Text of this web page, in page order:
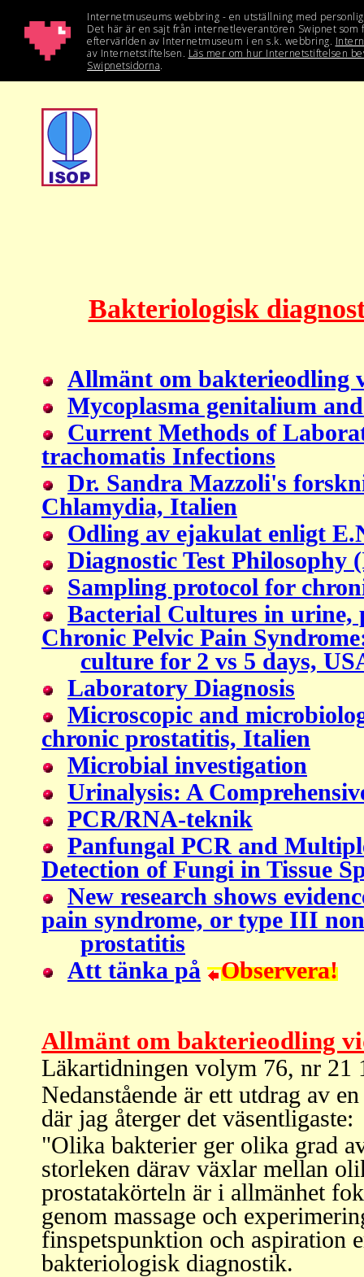
Bakteriologisk
Allmänt om bakterieodling
Mycoplasma genitalium
Current Methods of
trachomatis Infections
Dr. Sandra Mazzoli's
Chlamydia, Italien
Odling av ejakulat enligt
Diagnostic Test Philosophy
Sampling protocol for
Bacterial Cultures in urine,
Chronic Pelvic Pain
culture for 2 vs 5 days,
Laboratory Diagnosis
Microscopic and
chronic prostatitis, Italien
Microbial investigation
Urinalysis: A
PCR/RNA-teknik
Panfungal PCR and
Detection of Fungi in Tissue
New research shows
pain syndrome, or type III
prostatitis
Att tänka på
Observera!
Allmänt om bakterieodling
Läkartidningen volym 76, nr 21
Nedanstående är ett utdrag av
där jag återger det väsentligaste:
"Olika bakterier ger olika grad
storleken därav växlar mellan
prostatakörteln är i allmänhet
genom massage och
finspetspunktion och aspiration
bakteriologisk diagnostik.